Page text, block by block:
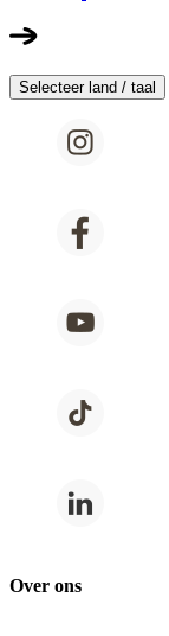
Selecteer land / taal
Over ons